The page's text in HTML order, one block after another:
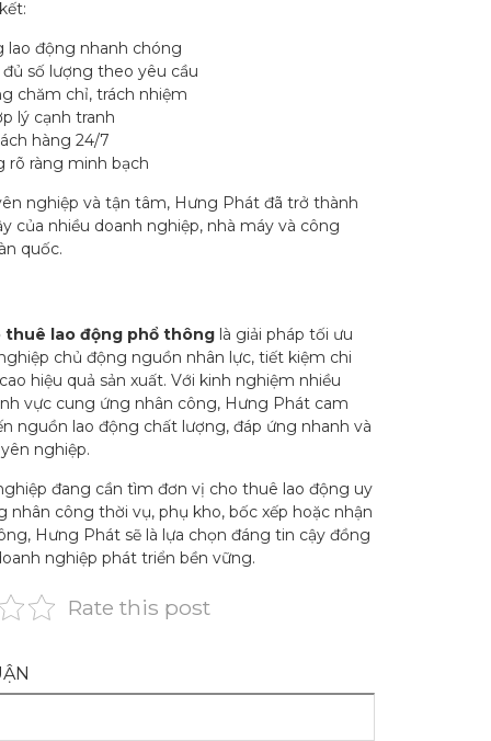
lao động nhanh chóng
số lượng theo yêu cầu
chăm chỉ, trách nhiệm
lý cạnh tranh
hàng 24/7
rõ ràng minh bạch
nghiệp và tận tâm, Hưng Phát đã trở thành
của nhiều doanh nghiệp, nhà máy và công
quốc.
thuê lao động phổ thông là giải pháp tối ưu
chủ động nguồn nhân lực, tiết kiệm chi
hiệu quả sản xuất. Với kinh nghiệm nhiều
vực cung ứng nhân công, Hưng Phát cam
nguồn lao động chất lượng, đáp ứng nhanh và
nghiệp.
đang cần tìm đơn vị cho thuê lao động uy
nhân công thời vụ, phụ kho, bốc xếp hoặc nhận
Hưng Phát sẽ là lựa chọn đáng tin cậy đồng
nghiệp phát triển bền vững.
Rate this post